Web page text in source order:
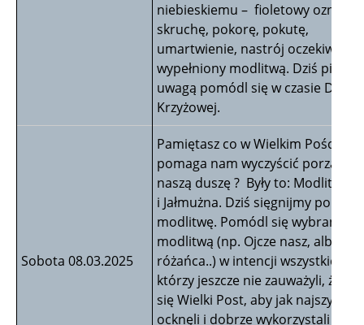
niebieskiemu – fioletowy oznacza
skruchę, pokorę, pokutę,
umartwienie, nastrój oczekiwania
wypełniony modlitwą. Dziś piątek.
uwagą pomódl się w czasie Drogi
Krzyżowej.
Sobota 08.03.2025
Pamiętasz co w Wielkim Poście
pomaga nam wyczyścić porządnie
naszą duszę ? Były to: Modlitwa,
i Jałmużna. Dziś sięgnijmy po
modlitwę. Pomódl się wybraną
modlitwą (np. Ojcze nasz, albo 10
różańca..) w intencji wszystkich
którzy jeszcze nie zauważyli, że
się Wielki Post, aby jak
ocknęli i dobrze wykorzystali ten